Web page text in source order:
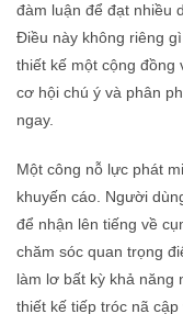
đàm luận để đạt nhiều
Điều này không riêng
thiết kế một cộng đồng
cơ hội chú ý và phân
ngay.
Một công nỗ lực phát
khuyến cáo. Người
để nhận lên tiếng về
chăm sóc quan trọng
làm lơ bất kỳ khả năng
thiết kế tiếp tróc nã